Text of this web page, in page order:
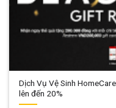
Dịch Vụ Vệ Sinh
lên đến 20%